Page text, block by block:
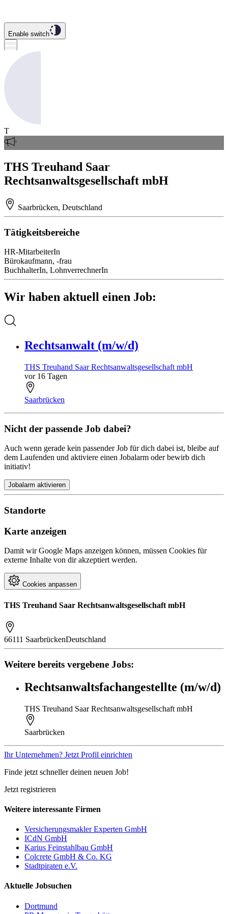
Enable switch
T
THS Treuhand Saar
Rechtsanwaltsgesellschaft mbH
Saarbrücken, Deutschland
Tätigkeitsbereiche
HR-MitarbeiterIn
Bürokaufmann, -frau
BuchhalterIn, LohnverrechnerIn
Wir haben aktuell einen Job:
Rechtsanwalt (m/w/d)
THS Treuhand Saar Rechtsanwaltsgesellschaft mbH
vor 16 Tagen
Saarbrücken
Nicht der passende Job dabei?
Auch wenn gerade kein passender Job für dich dabei ist, bleibe auf
dem Laufenden und aktiviere einen Jobalarm oder bewirb dich
initiativ!
Jobalarm aktivieren
Standorte
Karte anzeigen
Damit wir Google Maps anzeigen können, müssen Cookies für
externe Inhalte von dir akzeptiert werden.
Cookies anpassen
THS Treuhand Saar Rechtsanwaltsgesellschaft mbH
66111 SaarbrückenDeutschland
Weitere bereits vergebene Jobs:
Rechtsanwaltsfachangestellte (m/w/d)
THS Treuhand Saar Rechtsanwaltsgesellschaft mbH
Saarbrücken
Ihr Unternehmen? Jetzt Profil einrichten
Finde jetzt schneller deinen neuen Job!
Jetzt registrieren
Weitere interessante Firmen
Versicherungsmakler Experten GmbH
ICdN GmbH
Karius Feinstahlbau GmbH
Colcrete GmbH & Co. KG
Stadtpiraten e.V.
Aktuelle Jobsuchen
Dortmund